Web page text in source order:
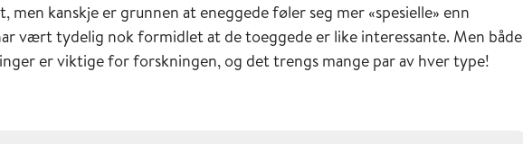
men kanskje er grunnen at eneggede føler seg mer «spesielle» enn
vært tydelig nok formidlet at de toeggede er like interessante. Men både
er viktige for forskningen, og det trengs mange par av hver type!